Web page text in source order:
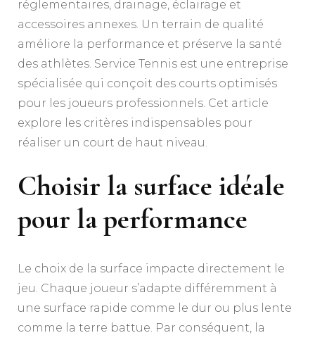
réglementaires, drainage, éclairage et
accessoires annexes. Un terrain de qualité
améliore la performance et préserve la santé
des athlètes. Service Tennis est une entreprise
spécialisée qui conçoit des courts optimisés
pour les joueurs professionnels. Cet article
explore les critères indispensables pour
réaliser un court de haut niveau.
Choisir la surface idéale
pour la performance
Le choix de la surface impacte directement le
jeu. Chaque joueur s’adapte différemment à
une surface rapide comme le dur ou plus lente
comme la terre battue. Par conséquent, la